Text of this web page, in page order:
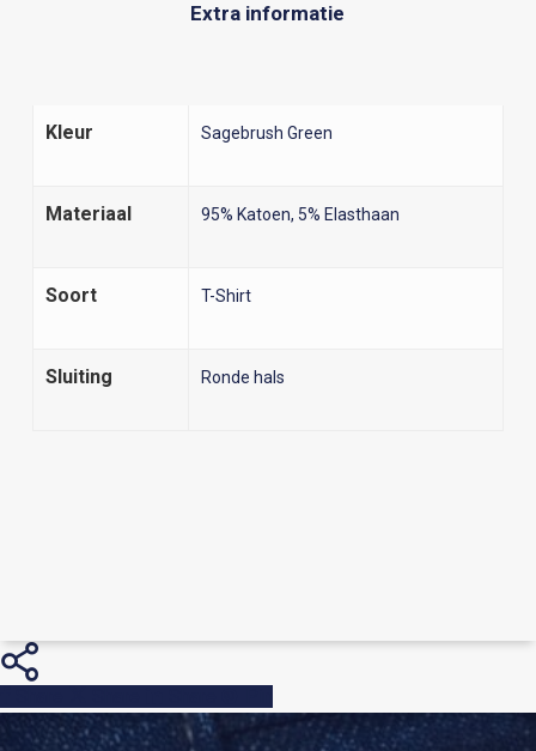
Extra informatie
Kleur Sagebrush Green
Materiaal 95% Katoen, 5% Elasthaan
Soort T-Shirt
Sluiting Ronde hals